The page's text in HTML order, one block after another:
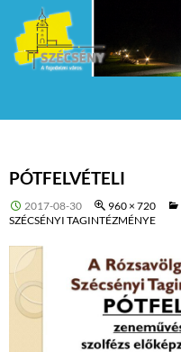
PÓTFELVÉTELI
2017-08-30 960 × 720
SZÉCSÉNYI TAGINTÉZMÉNYE